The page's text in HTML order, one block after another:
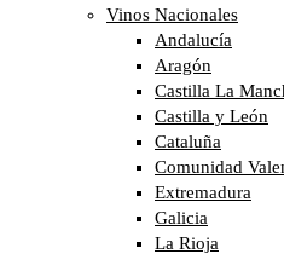
Vinos Nacionales
Andalucía
Aragón
Castilla La
Castilla y León
Cataluña
Comunidad
Extremadura
Galicia
La Rioja